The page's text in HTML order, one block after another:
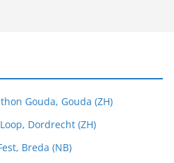
Gouda, Gouda (ZH)
Dordrecht (ZH)
Breda (NB)